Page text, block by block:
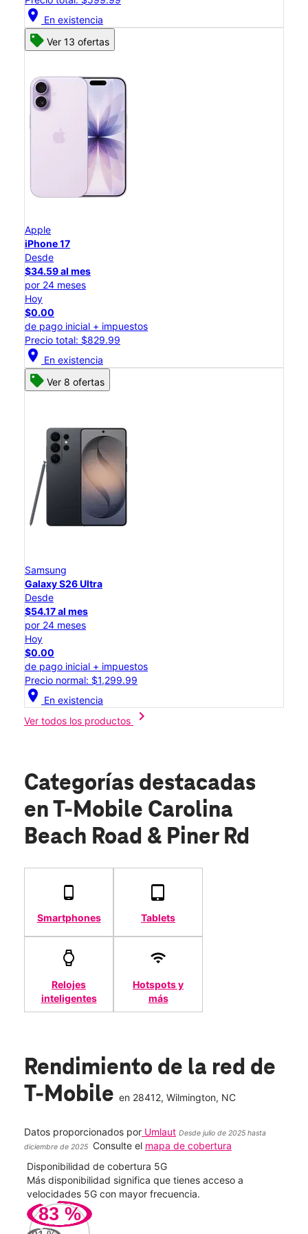
location_on En existencia
Ver 13 ofertas
Apple
iPhone 17
Desde
$34.59 al mes
por 24 meses
Hoy
$0.00
de pago inicial + impuestos
Precio total: $829.99
location_on En existencia
Ver 8 ofertas
Samsung
Galaxy S26 Ultra
Desde
$54.17 al mes
por 24 meses
Hoy
$0.00
de pago inicial + impuestos
Precio normal: $1,299.99
location_on En existencia
Ver todos los productos
chevron_right
Categorías destacadas
en T-Mobile Carolina
Beach Road & Piner Rd
Smartphones Tablets
Relojes
inteligentes
Hotspots y
más
Rendimiento de la red de
T-Mobile en 28412, Wilmington, NC
Datos proporcionados por Umlaut Desde julio de 2025 hasta
diciembre de 2025
Consulte el mapa de cobertura
Disponibilidad de cobertura 5G
Más disponibilidad significa que tienes acceso a
velocidades 5G con mayor frecuencia.
83 %